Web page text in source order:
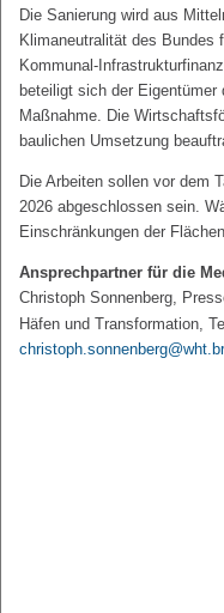
Die Sanierung wird aus
Klimaneutralität des Bundes
Kommunal-
beteiligt sich der
Maßnahme. Die
baulichen Umsetzung
Die Arbeiten sollen vor dem
2026 abgeschlossen sein.
Einschränkungen der
Ansprechpartner für die
Christoph Sonnenberg,
Häfen und Transformation,